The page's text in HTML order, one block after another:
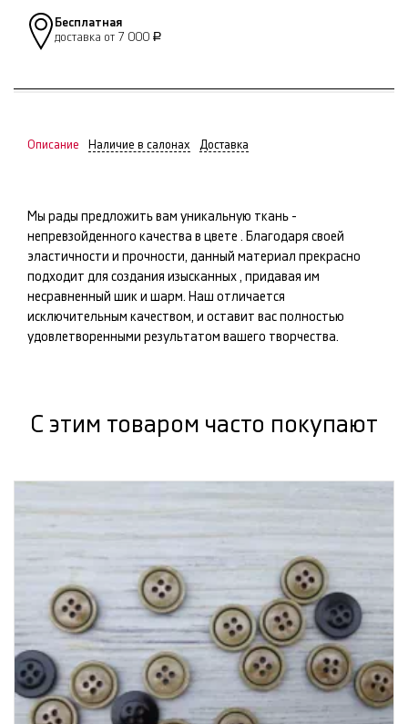
Бесплатная
доставка от 7 000 Р
Описание Наличие в салонах Доставка
Мы рады предложить вам уникальную ткань -
непревзойденного качества в цвете . Благодаря своей
эластичности и прочности, данный материал прекрасно
подходит для создания изысканных , придавая им
несравненный шик и шарм. Наш отличается
исключительным качеством, и оставит вас полностью
удовлетворенными результатом вашего творчества.
С этим товаром часто покупают